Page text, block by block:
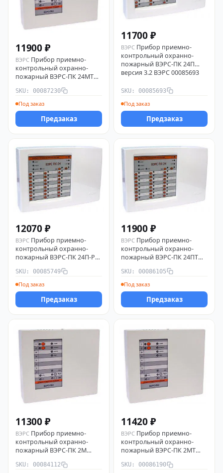
11900 ₽
ВЭРС Прибор приемно-
контрольный охранно-
пожарный ВЭРС-ПК 24МТ
SKU: 00087230
Под заказ
Предзаказ
11700 ₽
ВЭРС Прибор приемно-
контрольный охранно-
пожарный ВЭРС-ПК 24П
версия 3.2 ВЭРС 00085693
SKU: 00085693
Под заказ
Предзаказ
12070 ₽
ВЭРС Прибор приемно-
контрольный охранно-
пожарный ВЭРС-ПК 24П-РС
SKU: 00085749
Под заказ
Предзаказ
11900 ₽
ВЭРС Прибор приемно-
контрольный охранно-
пожарный ВЭРС-ПК 24ПТ
SKU: 00086105
Под заказ
Предзаказ
11300 ₽
ВЭРС Прибор приемно-
контрольный охранно-
пожарный ВЭРС-ПК 2М
SKU: 00084112
11420 ₽
ВЭРС Прибор приемно-
контрольный охранно-
пожарный ВЭРС-ПК 2МТ
SKU: 00086190